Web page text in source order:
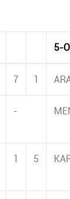
5-
7 1
-
1 5